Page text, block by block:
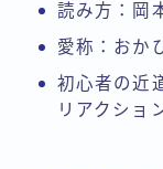
読み方：岡
愛称：おか
初心者の近
リアクショ